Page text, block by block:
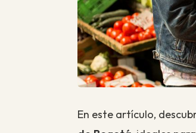
En este artículo,